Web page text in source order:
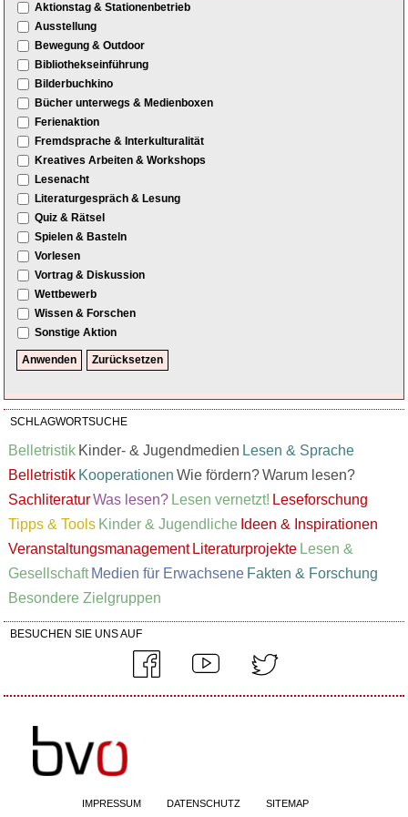
Aktionstag & Stationenbetrieb
Ausstellung
Bewegung & Outdoor
Bibliothekseinführung
Bilderbuchkino
Bücher unterwegs & Medienboxen
Ferienaktion
Fremdsprache & Interkulturalität
Kreatives Arbeiten & Workshops
Lesenacht
Literaturgespräch & Lesung
Quiz & Rätsel
Spielen & Basteln
Vorlesen
Vortrag & Diskussion
Wettbewerb
Wissen & Forschen
Sonstige Aktion
SCHLAGWORTSUCHE
Belletristik Kinder- & Jugendmedien Lesen & Sprache
Belletristik Kooperationen Wie fördern? Warum lesen?
Sachliteratur Was lesen? Lesen vernetzt! Leseforschung
Tipps & Tools Kinder & Jugendliche Ideen & Inspirationen
Veranstaltungsmanagement Literaturprojekte Lesen &
Gesellschaft Medien für Erwachsene Fakten & Forschung
Besondere Zielgruppen
BESUCHEN SIE UNS AUF
IMPRESSUM DATENSCHUTZ SITEMAP